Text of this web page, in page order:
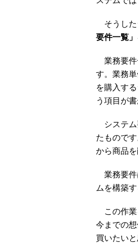
そうした
要件一覧
業務要件
す。業務
を購入す
う項目が書
システム
たもので
から商品
業務要件
ムを構築
この作業
今までの
買いたい